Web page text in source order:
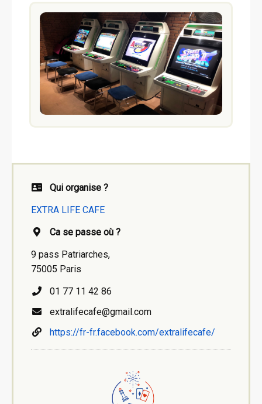
Qui organise ?
EXTRA LIFE CAFE
Ca se passe où ?
9 pass Patriarches,
75005 Paris
01 77 11 42 86
extralifecafe@gmail.com
https://fr-fr.facebook.com/extralifecafe/